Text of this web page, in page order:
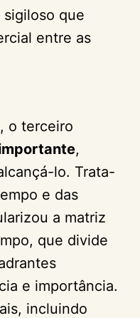
sigiloso que
entre as
o terceiro
,
lo. Trata-
e das
a matriz
que divide
e importância.
incluindo